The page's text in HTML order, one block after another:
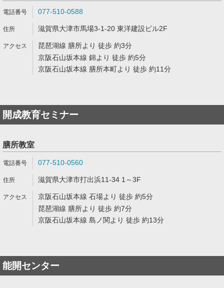
077-510-0588
滋賀県大津市馬場3-1-20 東洋建設ビル2F
琵琶湖線 膳所より 徒歩 約3分
京阪石山坂本線 錦より 徒歩 約5分
京阪石山坂本線 膳所本町より 徒歩 約11分
開成教育セミナー
膳所教室
077-510-0560
滋賀県大津市打出浜11-34 1～3F
京阪石山坂本線 石場より 徒歩 約5分
琵琶湖線 膳所より 徒歩 約7分
京阪石山坂本線 島ノ関より 徒歩 約13分
能開センター